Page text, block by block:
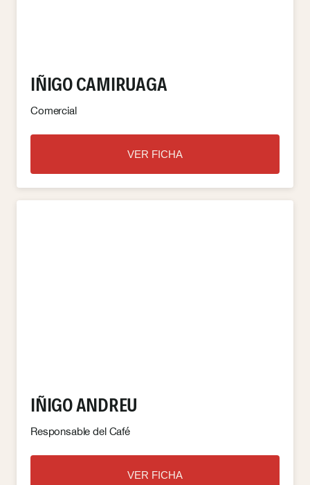
IÑIGO CAMIRUAGA
Comercial
VER FICHA
IÑIGO ANDREU
Responsable del Café
VER FICHA